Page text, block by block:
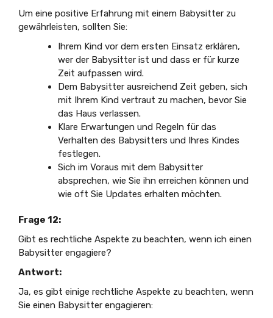
Um eine positive Erfahrung mit einem Babysitter zu
gewährleisten, sollten Sie:
Ihrem Kind vor dem ersten Einsatz erklären,
wer der Babysitter ist und dass er für kurze
Zeit aufpassen wird.
Dem Babysitter ausreichend Zeit geben, sich
mit Ihrem Kind vertraut zu machen, bevor Sie
das Haus verlassen.
Klare Erwartungen und Regeln für das
Verhalten des Babysitters und Ihres Kindes
festlegen.
Sich im Voraus mit dem Babysitter
absprechen, wie Sie ihn erreichen können und
wie oft Sie Updates erhalten möchten.
Frage 12:
Gibt es rechtliche Aspekte zu beachten, wenn ich einen
Babysitter engagiere?
Antwort:
Ja, es gibt einige rechtliche Aspekte zu beachten, wenn
Sie einen Babysitter engagieren: